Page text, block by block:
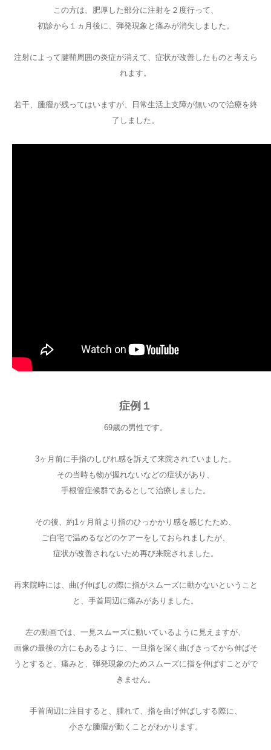
この方は、肥厚した部分に注射を２度行って、
初診から１ヵ月後に、弾発現象と痛みが消失しました。
注射によって腱鞘周囲の炎症が消えて、症状が改善したものと考えら
れます。
若干、腫瘤が残ってはいますが、日常生活上支障が無いので治療を終
了しました。
症例１
69歳の男性です。
3ヶ月前に手指のしびれ感を訴えて来院されていました。
その当時も物が握れないなどの症状があり、
手根管症候群であるとして治療しました。
その後、約1ヶ月前より指のひっかかり感を感じたため、
ご自宅で温めるなどのケアーをしておられましたが、
症状が改善されないため再び来院されました。
再来院時には、曲げ伸ばしの際に指がスムーズに動かないということ
と、手首周辺に痛みがありました。
左の動画では、一見スムーズに動いているように見えますが、
画像の最後の方にもあるように、一旦指を深く曲げきってから伸ばそ
うとすると、痛みと、弾発現象のためスムーズに指を伸ばすことがで
きません。
手首周辺に注目すると、腫れて、指を曲げ伸ばしする際に、
小さな腫瘤が動くことがわかります。